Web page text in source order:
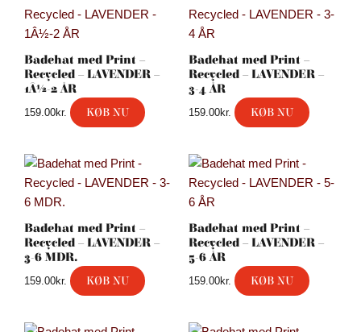
Badehat med Print –
Recycled – LAVENDER –
1Â½-2 ÅR
159.00kr. KØB NU
Badehat med Print –
Recycled – LAVENDER –
3-4 ÅR
159.00kr. KØB NU
Badehat med Print –
Recycled – LAVENDER –
3-6 MDR.
159.00kr. KØB NU
Badehat med Print –
Recycled – LAVENDER –
5-6 ÅR
159.00kr. KØB NU